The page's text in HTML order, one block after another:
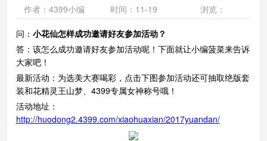
作者：4399小编 时间：11-19 浏览：
问： 小花仙怎样成功邀请好友参加活动？
答：该怎么成功邀请好友参加活动呢！下面就让小编菠菜来告诉
大家吧！
最新活动：为选美大赛喝彩，点击下图参加活动还可抽取绝版套
装和花精灵王山梦、4399专属女神称号哦！
活动地址：
http://huodong2.4399.com/xiaohuaxian/2017yuandan/